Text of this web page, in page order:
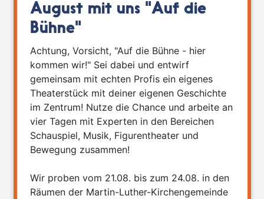
August mit uns "Auf die
Bühne"
Achtung, Vorsicht, "Auf die Bühne - hier
kommen wir!" Sei dabei und entwirf
gemeinsam mit echten Profis ein eigenes
Theaterstück mit deiner eigenen Geschichte
im Zentrum! Nutze die Chance und arbeite an
vier Tagen mit Experten in den Bereichen
Schauspiel, Musik, Figurentheater und
Bewegung zusammen!
Wir proben vom 21.08. bis zum 24.08. in den
Räumen der Martin-Luther-Kirchengemeinde